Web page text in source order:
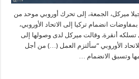
ميركل، الجمعة، إلى تحرك أوروبي موحد من
انضمام تركيا إلى الاتحاد الأوروبي،
تسلكه أنقرة. وقالت ميركل لدى وصولها إلى
الأوروبي “سألتزم العمل (…) من أجل
وتسبق الانضمام …